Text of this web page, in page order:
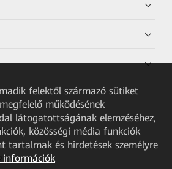
felektől származó sütiket
működésének
látogatottságának elemzéséhez,
közösségi média funkciók
tartalmak és hirdetések személyre
információk